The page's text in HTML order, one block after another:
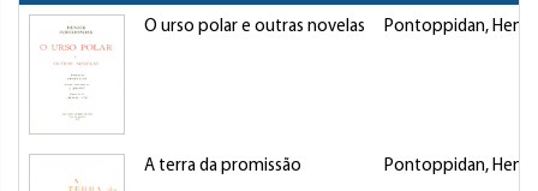
O urso polar e outras novelas Pontoppidan,
A terra da promissão Pontoppidan,